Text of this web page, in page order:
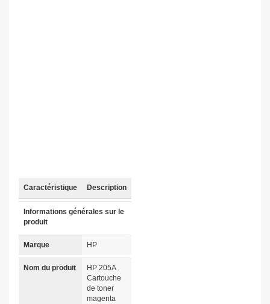
Caractéristique Description
Informations générales sur le
produit
Marque HP
Nom du produit
HP 205A
Cartouche
de toner
magenta